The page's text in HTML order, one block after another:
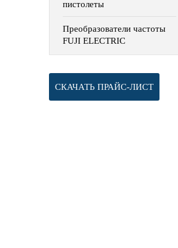
пистолеты
Преобразователи частоты
FUJI ELECTRIC
СКАЧАТЬ ПРАЙС-ЛИСТ